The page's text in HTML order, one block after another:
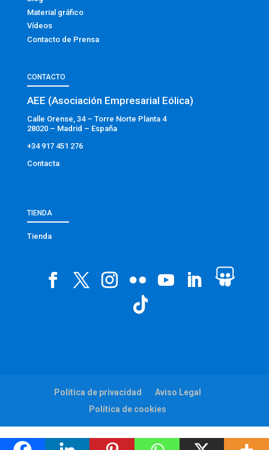
Material gráfico
Vídeos
Contacto de Prensa
CONTACTO
AEE (Asociación Empresarial Eólica)
Calle Orense, 34 – Torre Norte Planta 4
28020 – Madrid – España
+34 917 451 276
Contacta
TIENDA
Tienda
Política de privacidad
Aviso Legal
Política de cookies
Web:viaintermedia.com